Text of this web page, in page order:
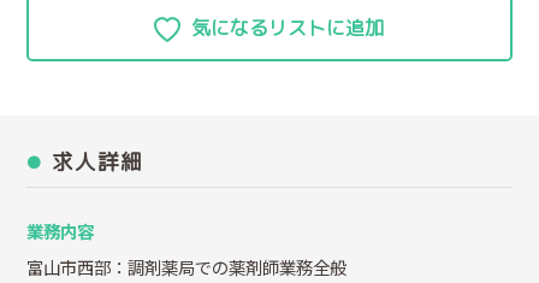
求人詳細
業務内容
富山市西部：調剤薬局での薬剤師業務全般